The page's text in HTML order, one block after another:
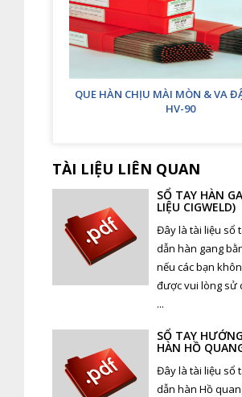
QUE HÀN CHỊU MÀI MÒN & VA
HV-90
TÀI LIỆU LIÊN QUAN
SỔ TAY HÀN
LIỆU CIGWELD)
Đây là tài liệu sổ
dẫn hàn gang
nếu các bạn
được vui lòng sử
...
SỔ TAY
HÀN HỒ
Đây là tài liệu sổ
dẫn hàn Hồ